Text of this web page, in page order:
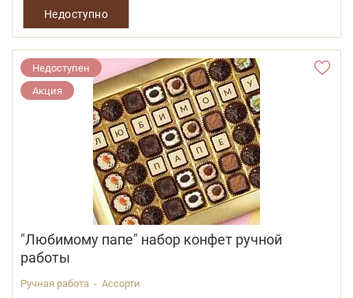
Недоступно
Недоступен
Акция
"Любимому папе" набор конфет ручной
работы
Ручная работа - Ассорти